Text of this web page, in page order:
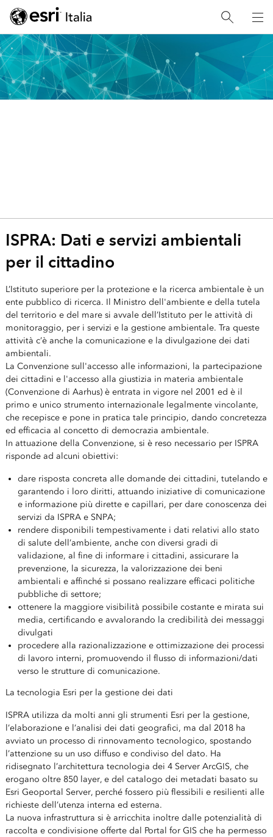
ISPRA: Dati e servizi ambientali
per il cittadino
L’Istituto superiore per la protezione e la ricerca ambientale è un
ente pubblico di ricerca. Il Ministro dell'ambiente e della tutela
del territorio e del mare si avvale dell’Istituto per le attività di
monitoraggio, per i servizi e la gestione ambientale. Tra queste
attività c’è anche la comunicazione e la divulgazione dei dati
ambientali.
La Convenzione sull'accesso alle informazioni, la partecipazione
dei cittadini e l'accesso alla giustizia in materia ambientale
(Convenzione di Aarhus) è entrata in vigore nel 2001 ed è il
primo e unico strumento internazionale legalmente vincolante,
che recepisce e pone in pratica tale principio, dando concretezza
ed efficacia al concetto di democrazia ambientale.
In attuazione della Convenzione, si è reso necessario per ISPRA
risponde ad alcuni obiettivi:
dare risposta concreta alle domande dei cittadini, tutelando e
garantendo i loro diritti, attuando iniziative di comunicazione
e informazione più dirette e capillari, per dare conoscenza dei
servizi da ISPRA e SNPA;
rendere disponibili tempestivamente i dati relativi allo stato
di salute dell’ambiente, anche con diversi gradi di
validazione, al fine di informare i cittadini, assicurare la
prevenzione, la sicurezza, la valorizzazione dei beni
ambientali e affinché si possano realizzare efficaci politiche
pubbliche di settore;
ottenere la maggiore visibilità possibile costante e mirata sui
media, certificando e avvalorando la credibilità dei messaggi
divulgati
procedere alla razionalizzazione e ottimizzazione dei processi
di lavoro interni, promuovendo il flusso di informazioni/dati
verso le strutture di comunicazione.
La tecnologia Esri per la gestione dei dati
ISPRA utilizza da molti anni gli strumenti Esri per la gestione,
l’elaborazione e l’analisi dei dati geografici, ma dal 2018 ha
avviato un processo di rinnovamento tecnologico, spostando
l’attenzione su un uso diffuso e condiviso del dato. Ha
ridisegnato l’architettura tecnologia dei 4 Server ArcGIS, che
erogano oltre 850 layer, e del catalogo dei metadati basato su
Esri Geoportal Server, perché fossero più flessibili e resilienti alle
richieste dell’utenza interna ed esterna.
La nuova infrastruttura si è arricchita inoltre dalle potenzialità di
raccolta e condivisione offerte dal Portal for GIS che ha permesso